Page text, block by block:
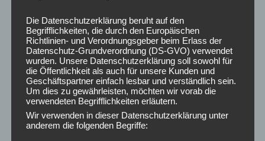
November 2024
Oktober 2024
September 2024
August 2024
Juli 2024
Juni 2024
Mai 2024
April 2024
Die Datenschutzerklärung beruht auf den
Begrifflichkeiten, die durch den Europäischen
Richtlinien- und Verordnungsgeber beim Erlass der
Datenschutz-Grundverordnung (DS-GVO) verwendet
wurden. Unsere Datenschutzerklärung soll sowohl für
die Öffentlichkeit als auch für unsere Kunden und
Geschäftspartner einfach lesbar und verständlich sein.
Um dies zu gewährleisten, möchten wir vorab die
verwendeten Begrifflichkeiten erläutern.
Wir verwenden in dieser Datenschutzerklärung unter
anderem die folgenden Begriffe: